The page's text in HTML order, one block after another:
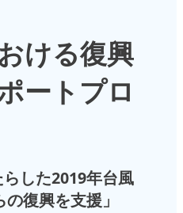
ける復興
ートプロ
らした2019年台風
復興を支援」